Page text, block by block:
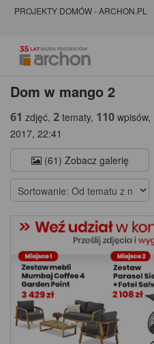
PROJEKTY DOMÓW - ARCHON.PL
Dom w mango 2
61 zdjęć, 2 tematy, 110
2017, 22:41
(61) Zobacz galerię